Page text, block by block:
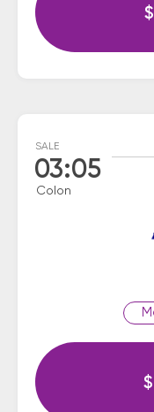
$
SALE
03:05
Colon
$